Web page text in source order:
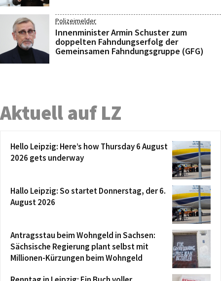
Polizeimelder
Innenminister Armin Schuster zum
doppelten Fahndungserfolg der
Gemeinsamen Fahndungsgruppe (GFG)
Aktuell auf LZ
Hello Leipzig: Here’s how Thursday 6 August
2026 gets underway
Hallo Leipzig: So startet Donnerstag, der 6.
August 2026
Antragsstau beim Wohngeld in Sachsen:
Sächsische Regierung plant selbst mit
Millionen-Kürzungen beim Wohngeld